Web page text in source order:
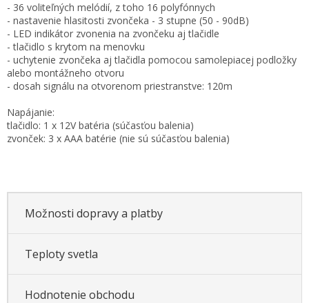
- 36 voliteľných melódií, z toho 16 polyfónnych
- nastavenie hlasitosti zvončeka - 3 stupne (50 - 90dB)
- LED indikátor zvonenia na zvončeku aj tlačidle
- tlačidlo s krytom na menovku
- uchytenie zvončeka aj tlačidla pomocou samolepiacej podložky
alebo montážneho otvoru
- dosah signálu na otvorenom priestranstve: 120m
Napájanie:
tlačidlo: 1 x 12V batéria (súčasťou balenia)
zvonček: 3 x AAA batérie (nie sú súčasťou balenia)
Možnosti dopravy a platby
Teploty svetla
Hodnotenie obchodu